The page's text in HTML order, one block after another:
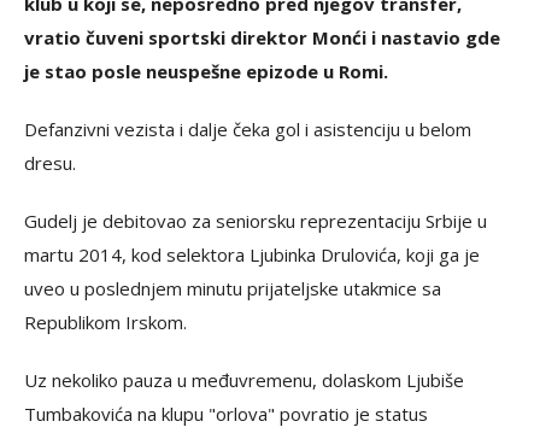
vratio čuveni sportski direktor Monći i nastavio gde
je stao posle neuspešne epizode u Romi.
Defanzivni vezista i dalje čeka gol i asistenciju u belom
dresu.
Gudelj je debitovao za seniorsku reprezentaciju Srbije u
martu 2014, kod selektora Ljubinka Drulovića, koji ga je
uveo u poslednjem minutu prijateljske utakmice sa
Republikom Irskom.
Uz nekoliko pauza u međuvremenu, dolaskom Ljubiše
Tumbakovića na klupu "orlova" povratio je status